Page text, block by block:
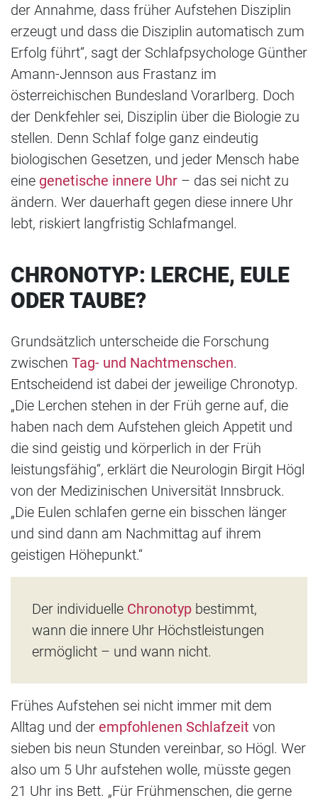
der Annahme, dass früher Aufstehen Disziplin
erzeugt und dass die Disziplin automatisch zum
Erfolg führt“, sagt der Schlafpsychologe Günther
Amann-Jennson aus Frastanz im
österreichischen Bundesland Vorarlberg. Doch
der Denkfehler sei, Disziplin über die Biologie zu
stellen. Denn Schlaf folge ganz eindeutig
biologischen Gesetzen, und jeder Mensch habe
eine genetische innere Uhr – das sei nicht zu
ändern. Wer dauerhaft gegen diese innere Uhr
lebt, riskiert langfristig Schlafmangel.
CHRONOTYP: LERCHE, EULE
ODER TAUBE?
Grundsätzlich unterscheide die Forschung
zwischen Tag- und Nachtmenschen.
Entscheidend ist dabei der jeweilige Chronotyp.
„Die Lerchen stehen in der Früh gerne auf, die
haben nach dem Aufstehen gleich Appetit und
die sind geistig und körperlich in der Früh
leistungsfähig“, erklärt die Neurologin Birgit Högl
von der Medizinischen Universität Innsbruck.
„Die Eulen schlafen gerne ein bisschen länger
und sind dann am Nachmittag auf ihrem
geistigen Höhepunkt.“
Der individuelle Chronotyp bestimmt,
wann die innere Uhr Höchstleistungen
ermöglicht – und wann nicht.
Frühes Aufstehen sei nicht immer mit dem
Alltag und der empfohlenen Schlafzeit von
sieben bis neun Stunden vereinbar, so Högl. Wer
also um 5 Uhr aufstehen wolle, müsste gegen
21 Uhr ins Bett. „Für Frühmenschen, die gerne